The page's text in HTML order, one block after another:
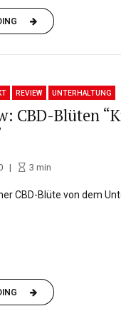
REVIEW UNTERHALTUNG
CBD-Blüten
3 min
CBD-Blüte von dem